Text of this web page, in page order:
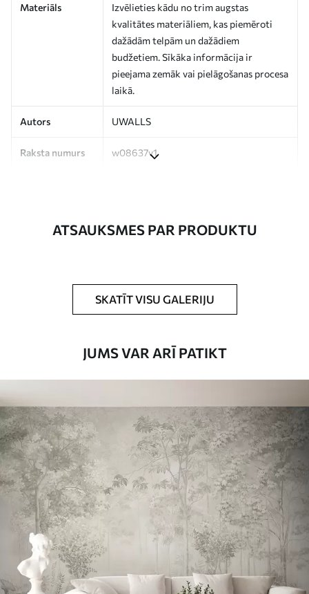
Materiāls
Izvēlieties kādu no trim augstas
kvalitātes materiāliem, kas piemēroti
dažādām telpām un dažādiem
budžetiem. Sīkāka informācija ir
pieejama zemāk vai pielāgošanas procesa
laikā.
Autors UWALLS
Raksta numurs w08637v1
Tapetes var viegli notīrīt ar mīkstu sūkli.
Tapetes ar lakas pārklājumu var tīrīt ar
Viengabala lietojums
Pieejamie materiāli
Standarts
45.0027.00€/m²
Premium
56.67 34.00€ /m²
Premium vinils
ATSAUKSMES PAR PRODUKTU
SKATĪT VISU GALERIJU
JUMS VAR ARĪ PATIKT